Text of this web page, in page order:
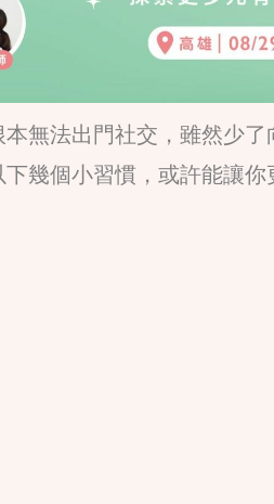
無法出門社交，雖然少
幾個小習慣，或許能讓